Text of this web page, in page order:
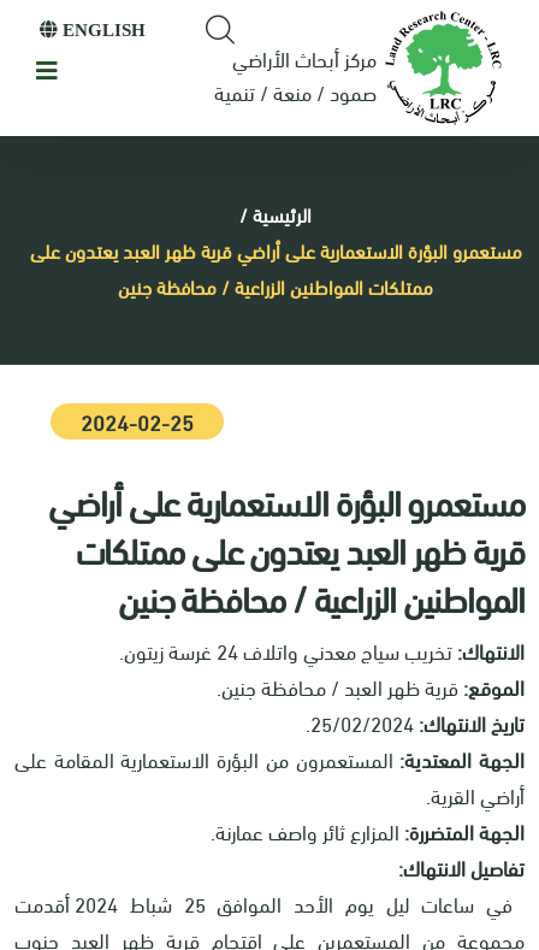
مركز أبحاث الأراضي
صمود / منعة / تنمية
ENGLISH
الرئيسية/
مستعمرو البؤرة الاستعمارية على أراضي قرية ظهر العبد يعتدون على
ممتلكات المواطنين الزراعية / محافظة جنين
2024-02-25
مستعمرو البؤرة الاستعمارية على أراضي
قرية ظهر العبد يعتدون على ممتلكات
المواطنين الزراعية / محافظة جنين
الانتهاك:تخريب سياج معدني واتلاف 24 غرسة زيتون.
الموقع:قرية ظهر العبد / محافظة جنين.
تاريخ الانتهاك:25/02/2024.
الجهة المعتدية: المستعمرون من البؤرة الاستعمارية المقامة على
أراضي القرية.
الجهة المتضررة:المزارع ثائر واصف عمارنة.
تفاصيل الانتهاك:
في ساعات ليل يوم الأحد الموافق 25 شباط 2024 أقدمت
مجموعة من المستعمرين على اقتحام قرية ظهر العبد جنوب